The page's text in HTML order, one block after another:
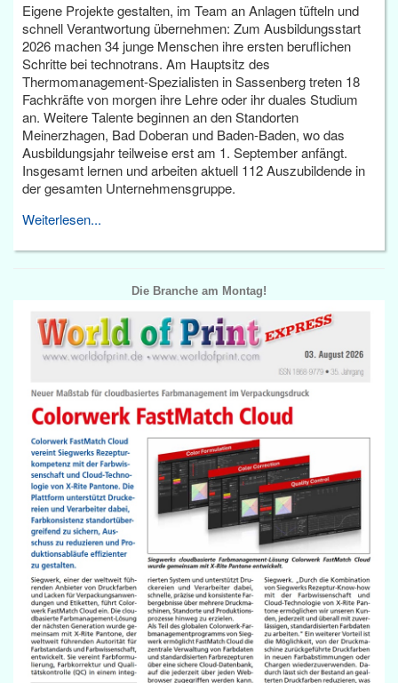
Eigene Projekte gestalten, im Team an Anlagen tüfteln und
schnell Verantwortung übernehmen: Zum Ausbildungsstart
2026 machen 34 junge Menschen ihre ersten beruflichen
Schritte bei technotrans. Am Hauptsitz des
Thermomanagement-Spezialisten in Sassenberg treten 18
Fachkräfte von morgen ihre Lehre oder ihr duales Studium
an. Weitere Talente beginnen an den Standorten
Meinerzhagen, Bad Doberan und Baden-Baden, wo das
Ausbildungsjahr teilweise erst am 1. September anfängt.
Insgesamt lernen und arbeiten aktuell 112 Auszubildende in
der gesamten Unternehmensgruppe.
Weiterlesen...
Die Branche am Montag!